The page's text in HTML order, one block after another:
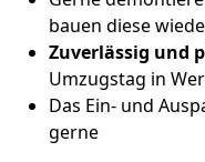
bauen diese
Zuverlässig und
Umzugstag in
Das Ein- und
gerne